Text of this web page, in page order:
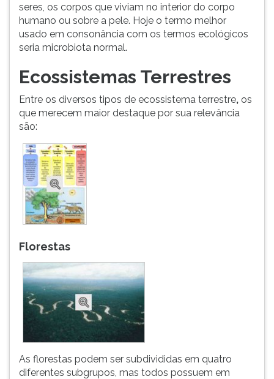
seres, os corpos que viviam no interior do corpo
humano ou sobre a pele. Hoje o termo melhor
usado em consonância com os termos ecológicos
seria microbiota normal.
Ecossistemas Terrestres
Entre os diversos tipos de ecossistema terrestre, os
que merecem maior destaque por sua relevância
são:
Florestas
As florestas podem ser subdivididas em quatro
diferentes subgrupos, mas todos possuem em